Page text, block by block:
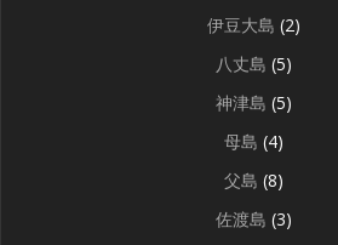
伊豆大島 (2)
八丈島 (5)
神津島 (5)
母島 (4)
父島 (8)
佐渡島 (3)